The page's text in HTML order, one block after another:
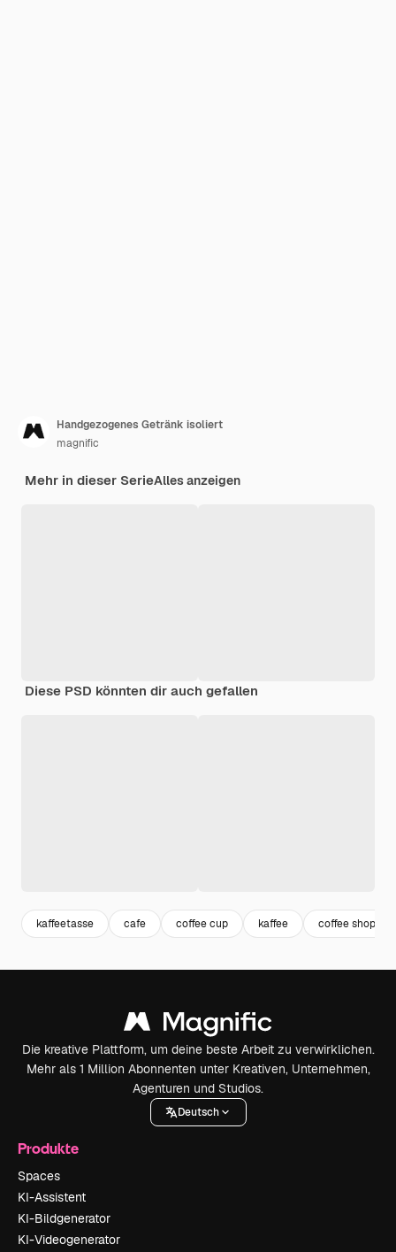
Handgezogenes Getränk isoliert
magnific
Mehr in dieser SerieAlles anzeigen
Diese PSD könnten dir auch gefallen
kaffeetasse cafe coffee cup kaffee coffee shop
Die kreative Plattform, um deine beste Arbeit zu verwirklichen.
Mehr als 1 Million Abonnenten unter Kreativen, Unternehmen,
Agenturen und Studios.
Deutsch
Produkte
Spaces
KI-Assistent
KI-Bildgenerator
KI-Videogenerator